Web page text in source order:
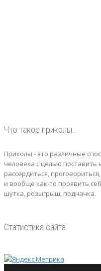
Что такое приколы…
Приколы - это различные
человека с целью поставить
рассердиться,
и вообще как-то проявить
шутка, розыгрыш, подначка.
Статистика сайта